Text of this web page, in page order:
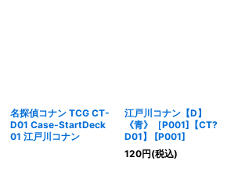
名探偵コナン TCG CT-
D01 Case-StartDeck
01 江戸川コナン
江戸川コナン【D】
《青》［P001]【CT?
D01】
[P001]
120円(税込)